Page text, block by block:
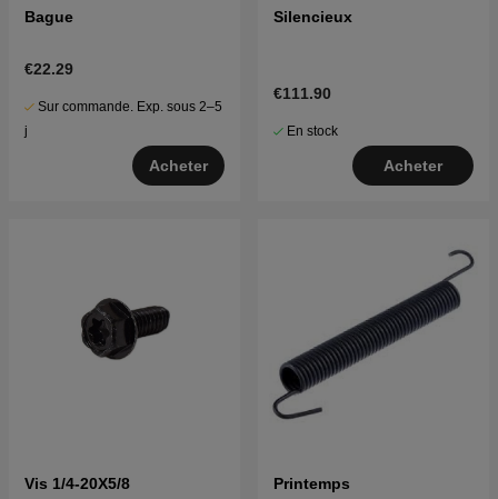
Bague
€22.29
Sur commande. Exp. sous 2–5
j
Acheter
Silencieux
€111.90
En stock
Acheter
Vis 1/4-20X5/8 Printemps